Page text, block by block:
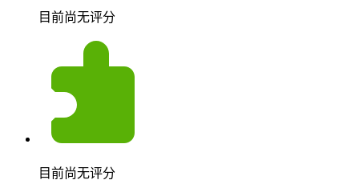
目前尚无评分
目前尚无评分